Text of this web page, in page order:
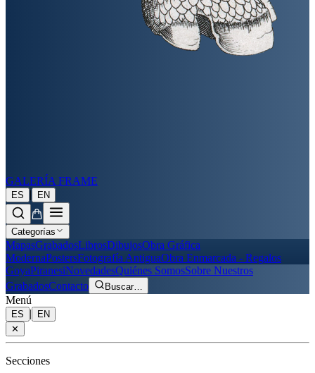
GALERÍA FRAME
ES | EN
Categorías
MapasGrabadosLibrosDibujosObra Gráfica
ModernaPostersFotografía AntiguaObra Enmarcada - Regalos
GoyaPiranesiNovedadesQuiénes SomosSobre Nuestros
GrabadosContacto Buscar…
Menú
ES |
EN
✕
Secciones